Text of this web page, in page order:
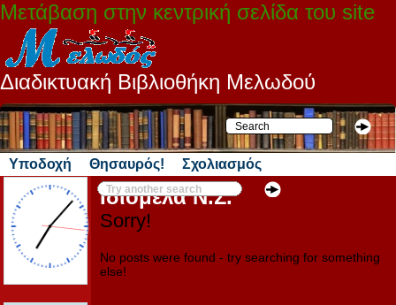
Μετάβαση στην κεντρική σελίδα του site
Διαδικτυακή Βιβλιοθήκη Μελωδού
Υποδοχή Θησαυρός! Σχολιασμός
Ιδιόμελα Ν.Σ.
Sorry!
No posts were found - try searching for something
else!